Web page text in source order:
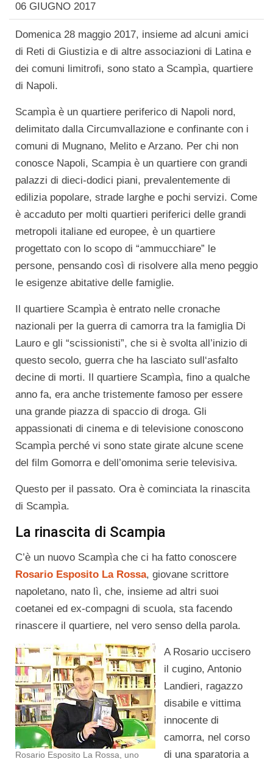
06 GIUGNO 2017
Domenica 28 maggio 2017, insieme ad alcuni amici
di Reti di Giustizia e di altre associazioni di Latina e
dei comuni limitrofi, sono stato a Scampìa, quartiere
di Napoli.
Scampìa è un quartiere periferico di Napoli nord,
delimitato dalla Circumvallazione e confinante con i
comuni di Mugnano, Melito e Arzano. Per chi non
conosce Napoli, Scampia è un quartiere con grandi
palazzi di dieci-dodici piani, prevalentemente di
edilizia popolare, strade larghe e pochi servizi. Come
è accaduto per molti quartieri periferici delle grandi
metropoli italiane ed europee, è un quartiere
progettato con lo scopo di “ammucchiare” le
persone, pensando così di risolvere alla meno peggio
le esigenze abitative delle famiglie.
Il quartiere Scampìa è entrato nelle cronache
nazionali per la guerra di camorra tra la famiglia Di
Lauro e gli “scissionisti”, che si è svolta all’inizio di
questo secolo, guerra che ha lasciato sull‘asfalto
decine di morti. Il quartiere Scampìa, fino a qualche
anno fa, era anche tristemente famoso per essere
una grande piazza di spaccio di droga. Gli
appassionati di cinema e di televisione conoscono
Scampìa perché vi sono state girate alcune scene
del film Gomorra e dell’omonima serie televisiva.
Questo per il passato. Ora è cominciata la rinascita
di Scampìa.
La rinascita di Scampia
C’è un nuovo Scampìa che ci ha fatto conoscere
Rosario Esposito La Rossa, giovane scrittore
napoletano, nato lì, che, insieme ad altri suoi
coetanei ed ex-compagni di scuola, sta facendo
rinascere il quartiere, nel vero senso della parola.
Rosario Esposito La Rossa, uno
A Rosario uccisero
il cugino, Antonio
Landieri, ragazzo
disabile e vittima
innocente di
camorra, nel corso
di una sparatoria a